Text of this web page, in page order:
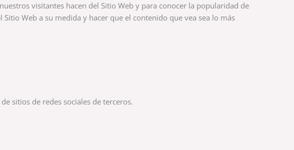
visitantes hacen del Sitio Web y para conocer la popularidad de
Web a su medida y hacer que el contenido que vea sea lo más
sitios de redes sociales de terceros.